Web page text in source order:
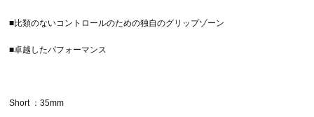
■比類のないコントロールのための独自のグリップゾーン
■卓越したパフォーマンス
Short ：35mm